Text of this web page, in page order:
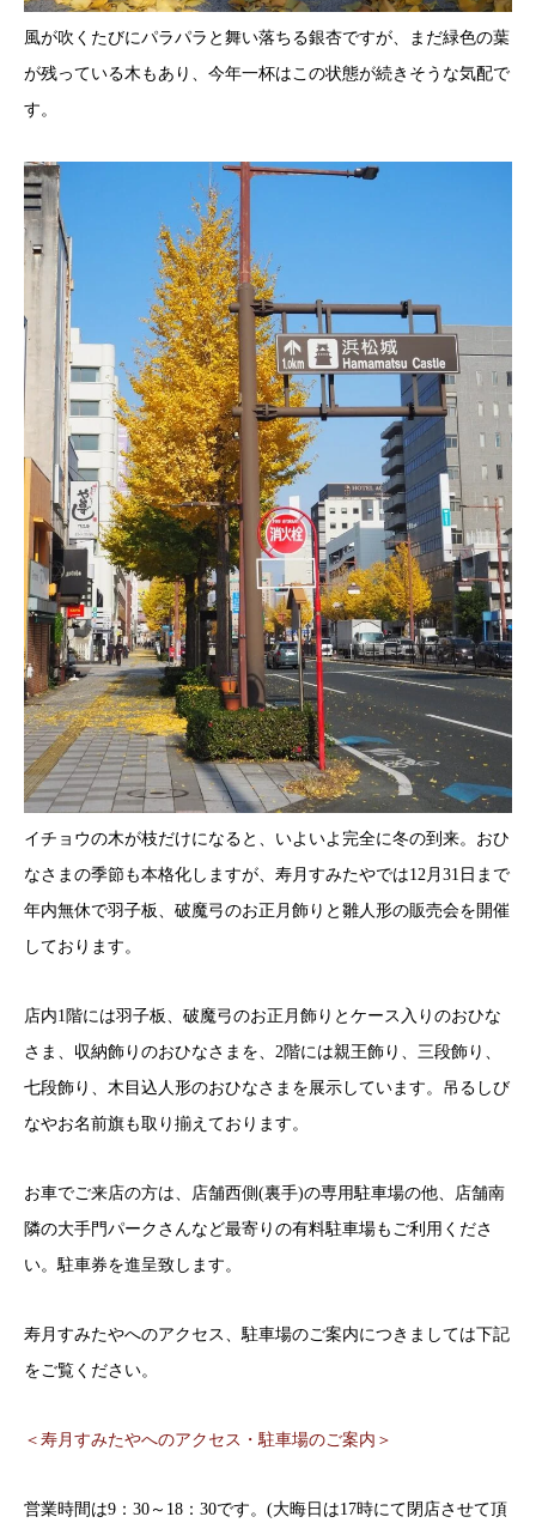
風が吹くたびにパラパラと舞い落ちる銀杏ですが、まだ緑色の葉
が残っている木もあり、今年一杯はこの状態が続きそうな気配で
す。
イチョウの木が枝だけになると、いよいよ完全に冬の到来。おひ
なさまの季節も本格化しますが、寿月すみたやでは12月31日まで
年内無休で羽子板、破魔弓のお正月飾りと雛人形の販売会を開催
しております。
店内1階には羽子板、破魔弓のお正月飾りとケース入りのおひな
さま、収納飾りのおひなさまを、2階には親王飾り、三段飾り、
七段飾り、木目込人形のおひなさまを展示しています。吊るしび
なやお名前旗も取り揃えております。
お車でご来店の方は、店舗西側(裏手)の専用駐車場の他、店舗南
隣の大手門パークさんなど最寄りの有料駐車場もご利用くださ
い。駐車券を進呈致します。
寿月すみたやへのアクセス、駐車場のご案内につきましては下記
をご覧ください。
＜寿月すみたやへのアクセス・駐車場のご案内＞
営業時間は9：30～18：30です。(大晦日は17時にて閉店させて頂